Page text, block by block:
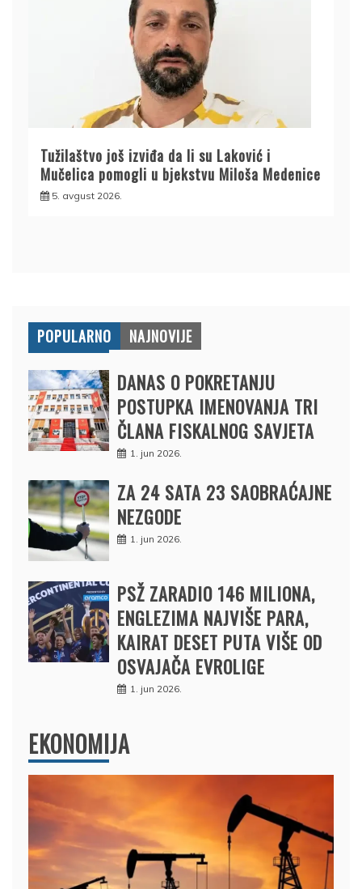
Tužilaštvo još izviđa da li su Laković i
Mučelica pomogli u bjekstvu Miloša Medenice
5. avgust 2026.
POPULARNO NAJNOVIJE
DANAS O POKRETANJU
POSTUPKA IMENOVANJA TRI
ČLANA FISKALNOG SAVJETA
1. jun 2026.
ZA 24 SATA 23 SAOBRAĆAJNE
NEZGODE
1. jun 2026.
PSŽ ZARADIO 146 MILIONA,
ENGLEZIMA NAJVIŠE PARA,
KAIRAT DESET PUTA VIŠE OD
OSVAJAČA EVROLIGE
1. jun 2026.
EKONOMIJA